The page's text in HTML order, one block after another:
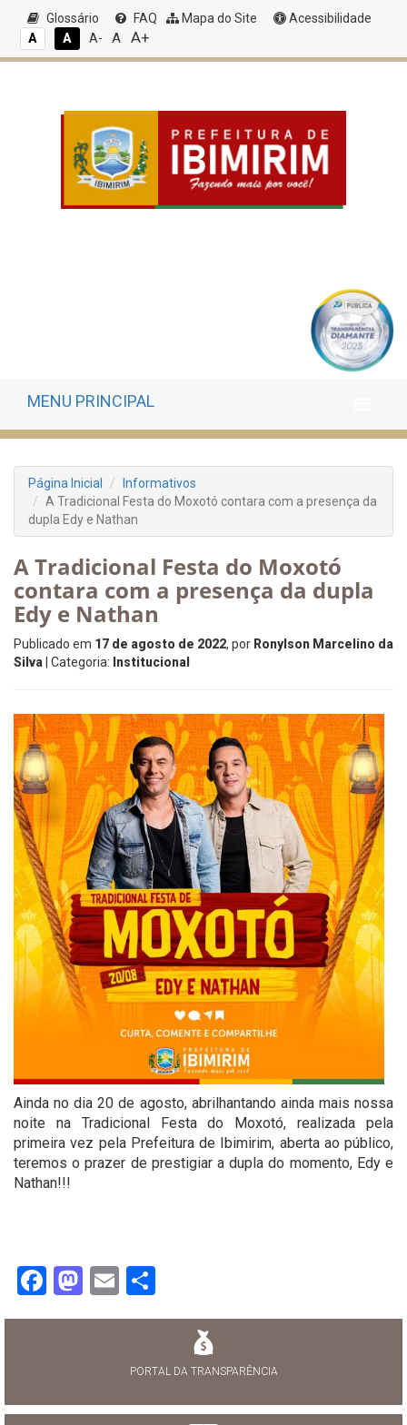
Glossário FAQ Mapa do Site
Acessibilidade
A
A A- A A+
MENU PRINCIPAL
Página Inicial
Informativos
A Tradicional Festa do Moxotó contara com a presença da
dupla Edy e Nathan
A Tradicional Festa do Moxotó
contara com a presença da dupla
Edy e Nathan
Publicado em 17 de agosto de 2022, por Ronylson Marcelino da
Silva | Categoria: Institucional
Ainda no dia 20 de agosto, abrilhantando ainda mais nossa
noite na Tradicional Festa do Moxotó, realizada pela
primeira vez pela Prefeitura de Ibimirim, aberta ao público,
teremos o prazer de prestigiar a dupla do momento, Edy e
Nathan!!!
Facebook
Mastodon
Email
PORTAL DA TRANSPARÊNCIA